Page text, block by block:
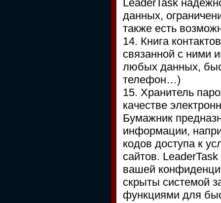
LeaderTask
данных,
также есть
14. Книга
связанной с ними
любых данных,
телефон…)
15. Хранитель
качестве
Бумажник
информации,
кодов доступа к
сайтов.
вашей
скрыты системой
функциями для